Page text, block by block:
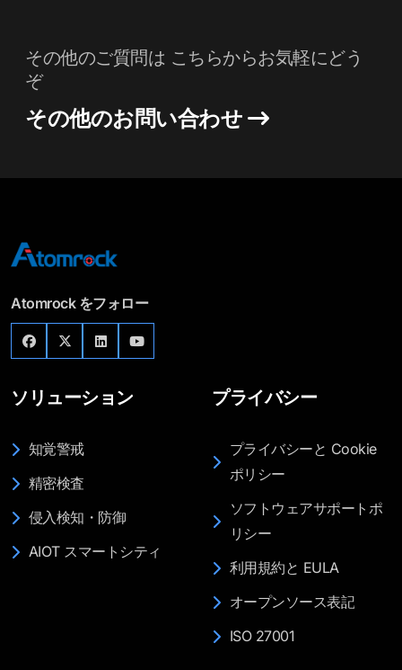
その他のご質問は こちらからお気軽にどう
ぞ
その他のお問い合わせ
Atomrock をフォロー
ソリューション
知覚警戒
精密検査
侵入検知・防御
AIOT スマートシティ
プライバシー
プライバシーと Cookie
ポリシー
ソフトウェアサポートポ
リシー
利用規約と EULA
オープンソース表記
ISO 27001